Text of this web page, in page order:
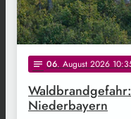
notes 06. August 2026
Niederbayern